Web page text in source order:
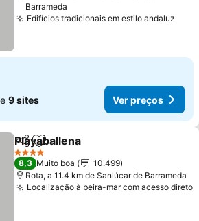
Barrameda
Edifícios tradicionais em estilo andaluz
9 sites Ver preços
PartilharAdicionar aos favoritos
Playaballena
4 Estrelas
8,3 Muito boa
10.499
Rota, a 11.4 km de Sanlúcar de Barrameda
Localização à beira-mar com acesso direto